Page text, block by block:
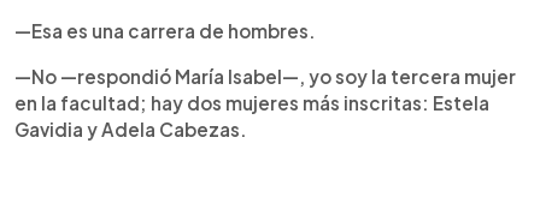
—Esa es una carrera de hombres.
—No —respondió María Isabel—, yo soy la tercera mujer
en la facultad; hay dos mujeres más inscritas: Estela
Gavidia y Adela Cabezas.